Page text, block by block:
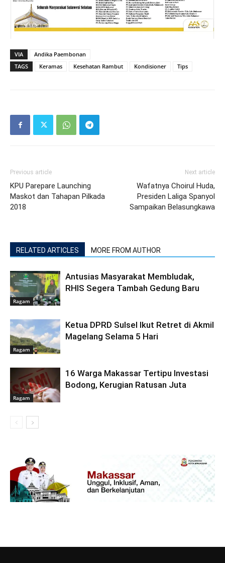
VIA
Andika Paembonan
TAGS
Keramas Kesehatan Rambut Kondisioner Tips
Previous article
KPU Parepare Launching
Maskot dan Tahapan Pilkada
2018
Next article
Wafatnya Choirul Huda,
Presiden Laliga Spanyol
Sampaikan Belasungkawa
RELATED ARTICLES MORE FROM AUTHOR
Ragam
Antusias Masyarakat Membludak,
RHIS Segera Tambah Gedung Baru
Ragam
Ketua DPRD Sulsel Ikut Retret di Akmil
Magelang Selama 5 Hari
Ragam
16 Warga Makassar Tertipu Investasi
Bodong, Kerugian Ratusan Juta